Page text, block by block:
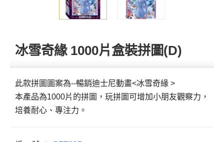
冰雪奇緣 1000片盒裝拼圖(D)
此款拼圖圖案為--暢銷迪士尼動畫<冰雪奇緣 >
本產品為1000片的拼圖，玩拼圖可增加小朋友觀察力，
培養耐心、專注力。